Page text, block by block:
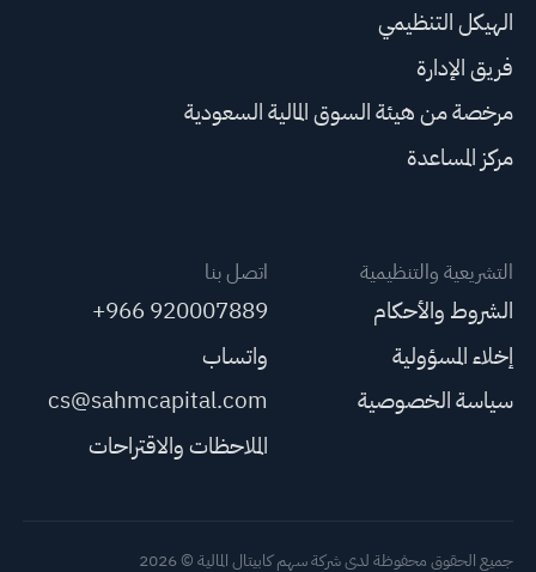
الهيكل التنظيمي
فريق الإدارة
مرخصة من هيئة السوق المالية السعودية
مركز المساعدة
التشريعية والتنظيمية
الشروط والأحكام
إخلاء المسؤولية
سياسة الخصوصية
اتصل بنا
+966 920007889
واتساب
cs@sahmcapital.com
الملاحظات والاقتراحات
جميع الحقوق محفوظة لدى شركة سهم كابيتال المالية © 2026